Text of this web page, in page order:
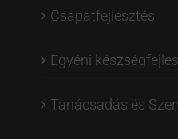
Csapatfejlesztés
Egyéni
Tanácsadás és